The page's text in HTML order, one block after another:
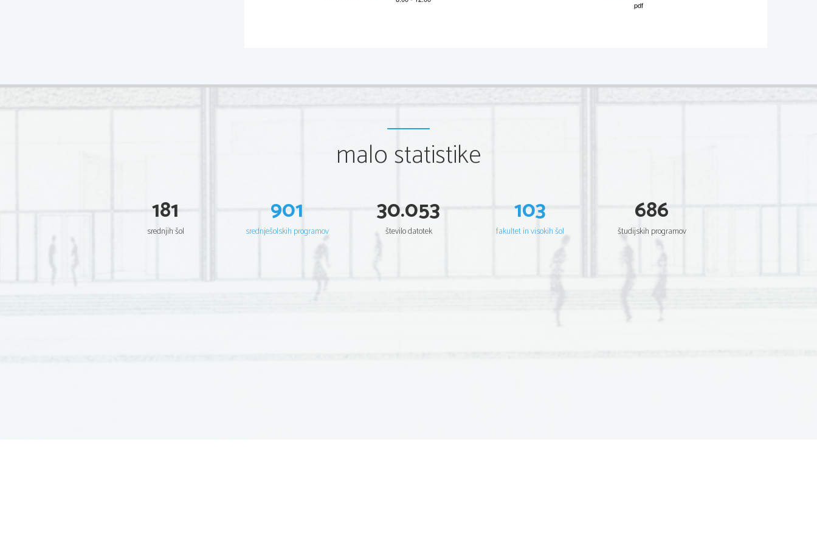
V sivo polje ne pišite.
malo statistike
181
srednjih šol
901
srednješolskih programov
30.053
število datotek
103
fakultet in visokih šol
686
študijskih programov